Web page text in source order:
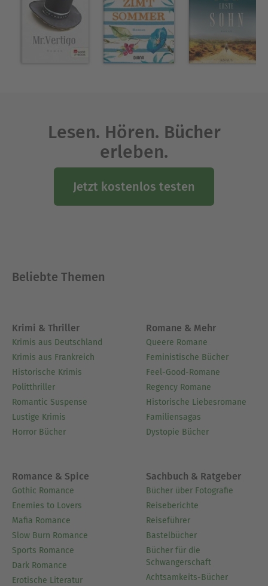
Elementen gemischt sind. Weitere
wiederkehrende Elemente in seinen Werken sind
unter anderem die Fragen nach Identität, Selbst
und Zufall. Sowohl dieNew-York-Trilogieals auch
die drei Romane der TrilogieStadt aus Glassind
Werkauswahl:
Mond über Manhattan(1990)
(1996)
Timbuktu
Das rote Notizbuch
Ausblenden
Lesen. Hören. Bücher
erleben.
Jetzt kostenlos testen
Beliebte Themen
Krimi & Thriller
Krimis aus Deutschland
Krimis aus Frankreich
Historische Krimis
Politthriller
Romantic Suspense
Lustige Krimis
Horror Bücher
Romane & Mehr
Queere Romane
Feministische Bücher
Feel-Good-Romane
Regency Romane
Historische Liebesromane
Familiensagas
Dystopie Bücher
Romance & Spice
Gothic Romance
Enemies to Lovers
Mafia Romance
Slow Burn Romance
Sports Romance
Dark Romance
Erotische Literatur
Sachbuch & Ratgeber
Bücher über Fotografie
Reiseberichte
Reiseführer
Bastelbücher
Bücher für die
Schwangerschaft
Achtsamkeits-Bücher